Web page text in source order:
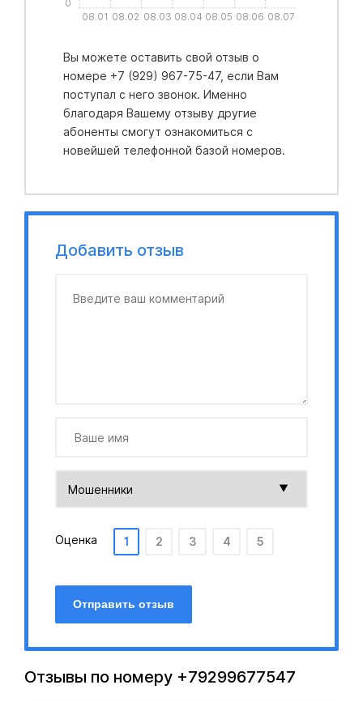
08.01 08.02 08.03 08.04 08.05 08.06 08.07
0
Вы можете оставить свой отзыв о
номере +7 (929) 967-75-47, если Вам
поступал с него звонок. Именно
благодаря Вашему отзыву другие
абоненты смогут ознакомиться с
новейшей телефонной базой номеров.
Добавить отзыв
Оценка 1 2 3 4 5
Отправить отзыв
Отзывы по номеру +79299677547